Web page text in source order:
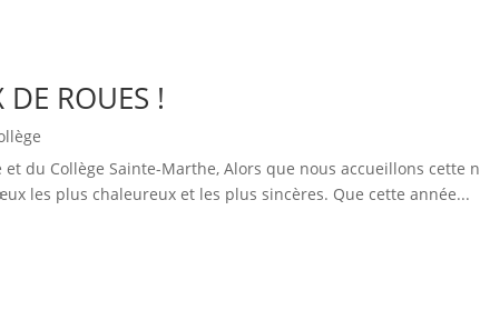
DE ROUES !
et du Collège Sainte-Marthe, Alors que nous accueillons cette
les plus chaleureux et les plus sincères. Que cette année...